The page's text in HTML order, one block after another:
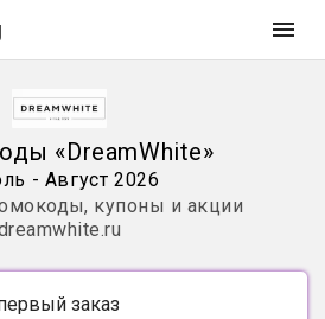
«DreamWhite»
- Август 2026
купоны и акции
заказ